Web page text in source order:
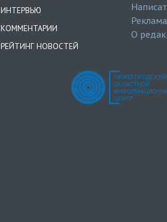
ИНТЕРВЬЮ
КОММЕНТАРИИ
РЕЙТИНГ НОВОСТЕЙ
О